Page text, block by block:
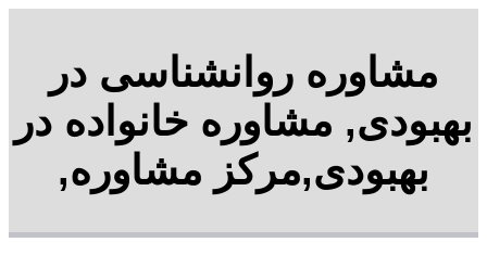
مشاوره روانشناسی در
بهبودی, مشاوره خانواده در
بهبودی,مرکز مشاوره,